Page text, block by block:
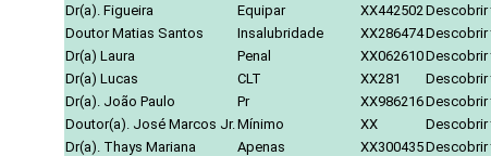
Dr(a). Figueira
Equipar XX442502
Doutor Matias Santos
Insalubridade XX286474
Dr(a) Laura
Penal XX062610
Dr(a) Lucas
CLT XX281
Dr(a). João Paulo
Pr XX986216
Doutor(a). José Marcos Jr. Mínimo XX
Dr(a). Thays Mariana
Apenas XX300435